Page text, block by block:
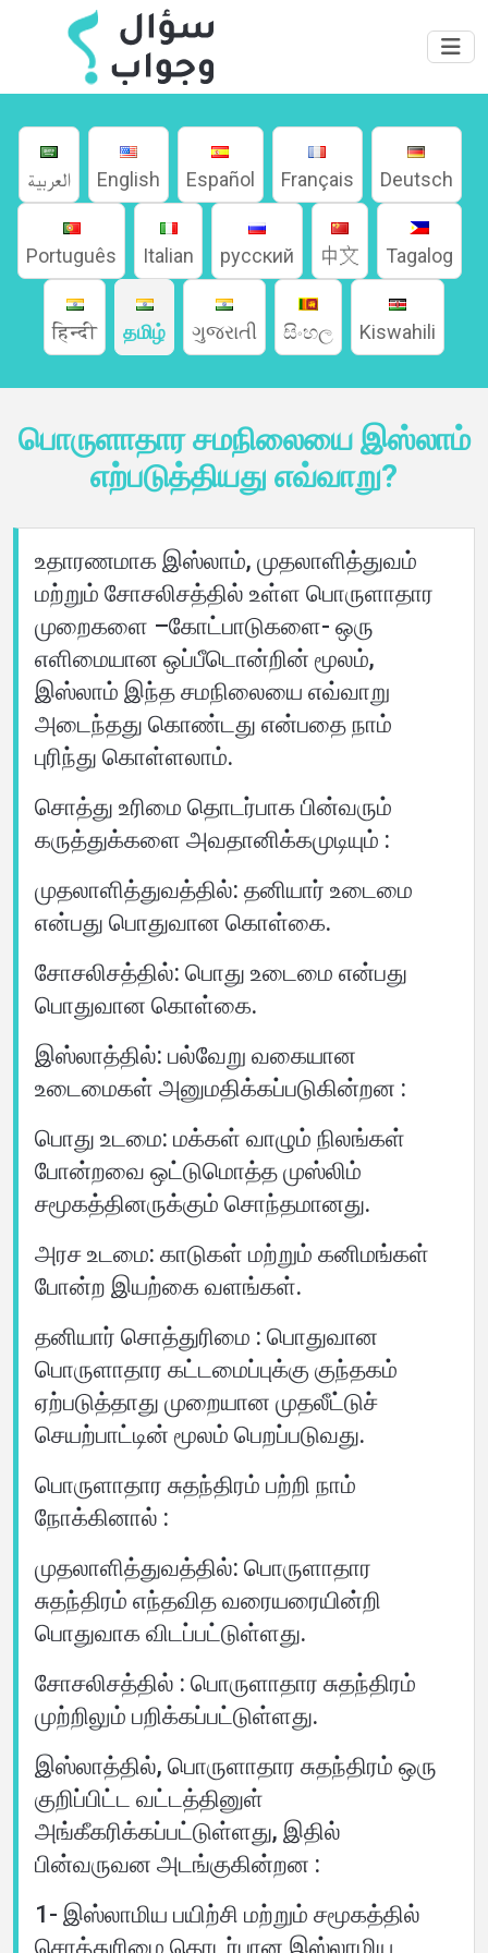
வீடு
பற்றி
மொழிகள்
العربية English Español Français Deutsch
Português Italian русский 中文 Tagalog
हिन्दी தமிழ் ગુજરાતી සිංහල Kiswahili
பொருளாதார சமநிலையை இஸ்லாம்
எற்படுத்தியது எவ்வாறு?
உதாரணமாக இஸ்லாம், முதலாளித்துவம்
மற்றும் சோசலிசத்தில் உள்ள பொருளாதார
முறைகளை –கோட்பாடுகளை- ஒரு
எளிமையான ஒப்பீடொன்றின் மூலம்,
இஸ்லாம் இந்த சமநிலையை எவ்வாறு
அடைந்தது கொண்டது என்பதை நாம்
புரிந்து கொள்ளலாம்.
சொத்து உரிமை தொடர்பாக பின்வரும்
கருத்துக்களை அவதானிக்கமுடியும் :
முதலாளித்துவத்தில்: தனியார் உடைமை
என்பது பொதுவான கொள்கை.
சோசலிசத்தில்: பொது உடைமை என்பது
பொதுவான கொள்கை.
இஸ்லாத்தில்: பல்வேறு வகையான
உடைமைகள் அனுமதிக்கப்படுகின்றன :
பொது உடமை: மக்கள் வாழும் நிலங்கள்
போன்றவை ஒட்டுமொத்த முஸ்லிம்
சமூகத்தினருக்கும் சொந்தமானது.
அரச உடமை: காடுகள் மற்றும் கனிமங்கள்
போன்ற இயற்கை வளங்கள்.
தனியார் சொத்துரிமை : பொதுவான
பொருளாதார கட்டமைப்புக்கு குந்தகம்
ஏற்படுத்தாது முறையான முதலீட்டுச்
செயற்பாட்டின் மூலம் பெறப்படுவது.
பொருளாதார சுதந்திரம் பற்றி நாம்
நோக்கினால் :
முதலாளித்துவத்தில்: பொருளாதார
சுதந்திரம் எந்தவித வரையரையின்றி
பொதுவாக விடப்பட்டுள்ளது.
சோசலிசத்தில் : பொருளாதார சுதந்திரம்
முற்றிலும் பறிக்கப்பட்டுள்ளது.
இஸ்லாத்தில், பொருளாதார சுதந்திரம் ஒரு
குறிப்பிட்ட வட்டத்தினுள்
அங்கீகரிக்கப்பட்டுள்ளது, இதில்
பின்வருவன அடங்குகின்றன :
1- இஸ்லாமிய பயிற்சி மற்றும் சமூகத்தில்
சொத்துரிமை தொடர்பான இஸ்லாமிய